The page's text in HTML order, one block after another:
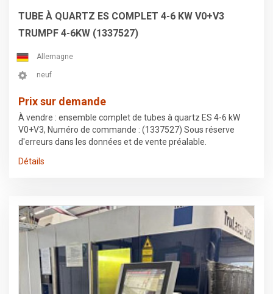
TUBE À QUARTZ ES COMPLET 4-6 KW V0+V3
TRUMPF 4-6KW (1337527)
Allemagne
neuf
Prix sur demande
À vendre : ensemble complet de tubes à quartz ES 4-6 kW
V0+V3, Numéro de commande : (1337527) Sous réserve
d'erreurs dans les données et de vente préalable.
Détails